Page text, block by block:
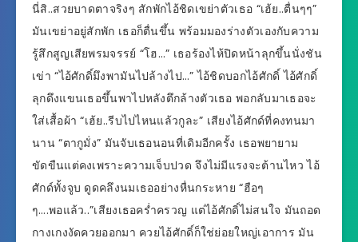
นี่สิ..สวยบาดตาจริงๆ สักพักไอ้ชิดเขย่าตัวเธอ “เฮ้ย..ตื่นๆๆ”
มันเขย่าอยู่สักพัก เธอก็ตื่นขึ้น พร้อมมองร่างตัวเองกับความ
รู้สึกสูญเสียพรมจรรย์ “โฮ…” เธอร้องไห้ปิดหน้าลุกขึ้นนั่งชัน
เข่า “ไอ้ศักดิ์มึงพามันไปล้างไป…” ไอ้ชิดบอกไอ้ศักดิ์ ไอ้ศักดิ์
ลุกดึงแขนเธอขึ้นพาไปหลังตึกล้างตัวเธอ พอกลับมาเธอจะ
ใส่เสื้อผ้า “เฮ้ย..รีบไปไหนแล้วกูละ” เสียงไอ้ศักด์ที่คงทนมา
นาน “ตากูมั่ง” มันจับเธอนอนที่เดิมอีกครั้ง เธอพยายาม
ขัดขืนแต่คงเพราะความเจ็บปวด จึงไม่มีแรงจะต้านไหว ไอ้
ศักด์ทั้งจูบ ดูดคลึงนมเธออย่างหื่นกระหาย “ฮือๆ
ๆ….พอแล้ว..”เสียงเธอคร่ำครวญ แต่ไอ้ศักดิ์ไม่สนใจ มันถอด
กางเกงงัดควยออกมา ควยไอ้ศักดิ์ก็ใช่ย่อยใหญ่เอาการ มัน